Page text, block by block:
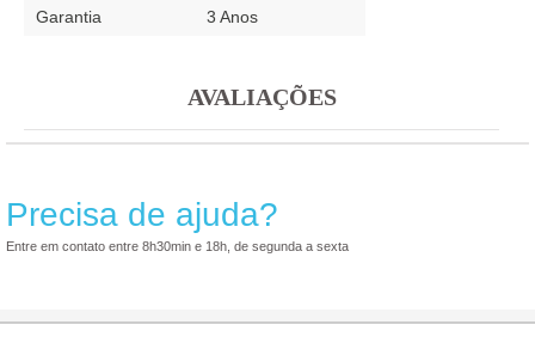
Garantia
3 Anos
AVALIAÇÕES
Precisa de ajuda?
Entre em contato entre 8h30min e 18h, de segunda a sexta